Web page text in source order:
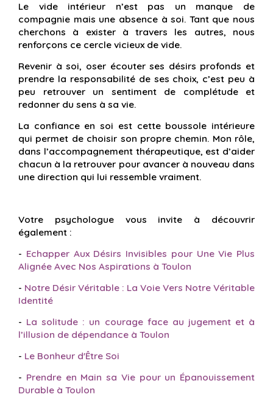
Le vide intérieur n’est pas un manque de
compagnie mais une absence à soi. Tant que nous
cherchons à exister à travers les autres, nous
renforçons ce cercle vicieux de vide.
Revenir à soi, oser écouter ses désirs profonds et
prendre la responsabilité de ses choix, c’est peu à
peu retrouver un sentiment de complétude et
redonner du sens à sa vie.
La confiance en soi est cette boussole intérieure
qui permet de choisir son propre chemin. Mon rôle,
dans l’accompagnement thérapeutique, est d’aider
chacun à la retrouver pour avancer à nouveau dans
une direction qui lui ressemble vraiment.
Votre psychologue vous invite à découvrir
également :
- Echapper Aux Désirs Invisibles pour Une Vie Plus
Alignée Avec Nos Aspirations à Toulon
- Notre Désir Véritable : La Voie Vers Notre Véritable
Identité
- La solitude : un courage face au jugement et à
l’illusion de dépendance à Toulon
- Le Bonheur d'Être Soi
- Prendre en Main sa Vie pour un Épanouissement
Durable à Toulon